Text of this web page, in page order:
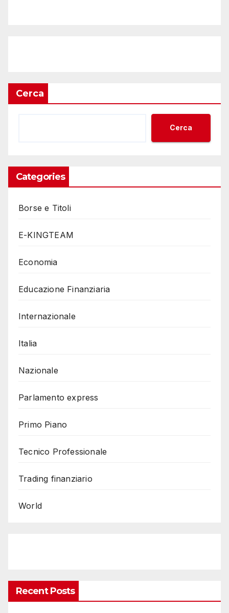
Cerca
Cerca
Categories
Borse e Titoli
E-KINGTEAM
Economia
Educazione Finanziaria
Internazionale
Italia
Nazionale
Parlamento express
Primo Piano
Tecnico Professionale
Trading finanziario
World
Recent Posts